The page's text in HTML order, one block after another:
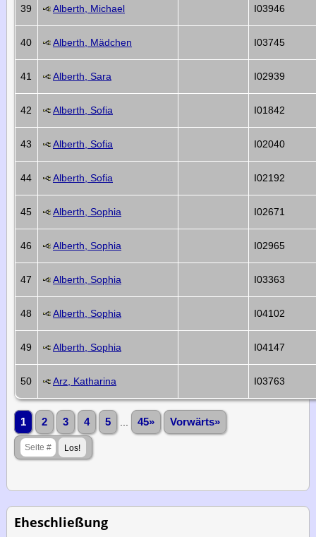
39 Alberth, Michael I03946
40 Alberth, Mädchen I03745
41 Alberth, Sara I02939
42 Alberth, Sofia I01842
43 Alberth, Sofia I02040
44 Alberth, Sofia I02192
45 Alberth, Sophia I02671
46 Alberth, Sophia I02965
47 Alberth, Sophia I03363
48 Alberth, Sophia I04102
49 Alberth, Sophia I04147
50 Arz, Katharina I03763
1 2 3 4 5 45» Vorwärts»
Eheschließung